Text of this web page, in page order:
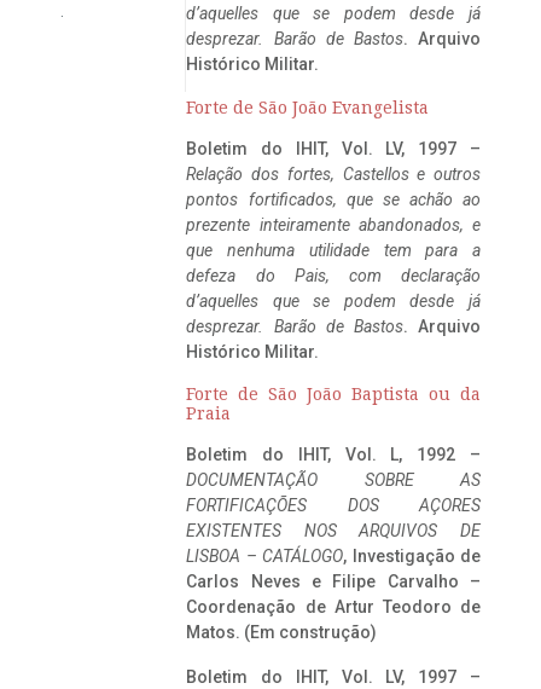
d’aquelles que se podem desde já
desprezar. Barão de Bastos. Arquivo
Histórico Militar.
Forte de São João Evangelista
Boletim do IHIT, Vol. LV, 1997 –
Relação dos fortes, Castellos e outros
pontos fortificados, que se achão ao
prezente inteiramente abandonados, e
que nenhuma utilidade tem para a
defeza do Pais, com declaração
d’aquelles que se podem desde já
desprezar. Barão de Bastos. Arquivo
Histórico Militar.
Forte de São João Baptista ou da
Praia
Boletim do IHIT, Vol. L, 1992 –
DOCUMENTAÇÃO SOBRE AS
FORTIFICAÇÕES DOS AÇORES
EXISTENTES NOS ARQUIVOS DE
LISBOA – CATÁLOGO, Investigação de
Carlos Neves e Filipe Carvalho –
Coordenação de Artur Teodoro de
Matos. (Em construção)
Boletim do IHIT, Vol. LV, 1997 –